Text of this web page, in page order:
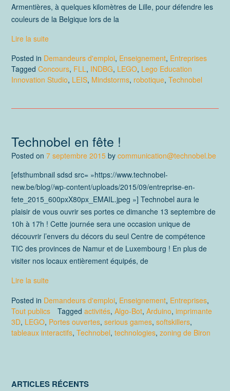
Armentières, à quelques kilomètres de Lille, pour défendre les
couleurs de la Belgique lors de la
Lire la suite
Posted in Demandeurs d'emploi, Enseignement, Entreprises
Tagged Concours, FLL, INDBG, LEGO, Lego Education
Innovation Studio, LEIS, Mindstorms, robotique, Technobel
Technobel en fête !
Posted on 7 septembre 2015 by communication@technobel.be
[efsthumbnail sdsd src= »https://www.technobel-
new.be/blog//wp-content/uploads/2015/09/entreprise-en-
fete_2015_600pxX80px_EMAIL.jpeg »] Technobel aura le
plaisir de vous ouvrir ses portes ce dimanche 13 septembre de
10h à 17h ! Cette journée sera une occasion unique de
découvrir l’envers du décors du seul Centre de compétence
TIC des provinces de Namur et de Luxembourg ! En plus de
visiter nos locaux entièrement équipés, de
Lire la suite
Posted in Demandeurs d'emploi, Enseignement, Entreprises,
Tout publics
Tagged activités, Algo-Bot, Arduino, imprimante
3D, LEGO, Portes ouvertes, serious games, softskillers,
tableaux interactifs, Technobel, technologies, zoning de Biron
ARTICLES RÉCENTS